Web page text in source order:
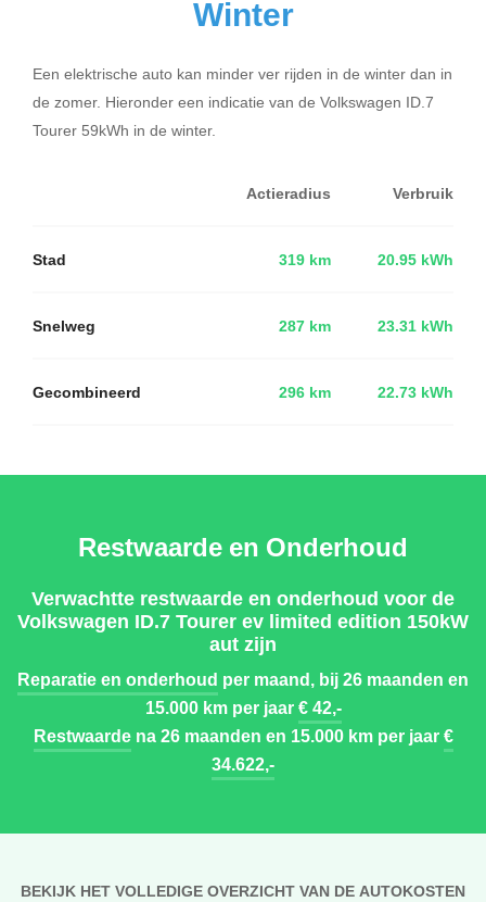
Winter
Een elektrische auto kan minder ver rijden in de winter dan in
de zomer. Hieronder een indicatie van de Volkswagen ID.7
Tourer 59kWh in de winter.
Actieradius Verbruik
Stad 319 km 20.95 kWh
Snelweg 287 km 23.31 kWh
Gecombineerd 296 km 22.73 kWh
Restwaarde en Onderhoud
Verwachtte restwaarde en onderhoud voor de
Volkswagen ID.7 Tourer ev limited edition 150kW
aut zijn
Reparatie en onderhoud per maand, bij 26 maanden en
15.000 km per jaar€ 42,-
Restwaardena 26 maanden en 15.000 km per jaar€
34.622,-
BEKIJK HET VOLLEDIGE OVERZICHT VAN DE AUTOKOSTEN